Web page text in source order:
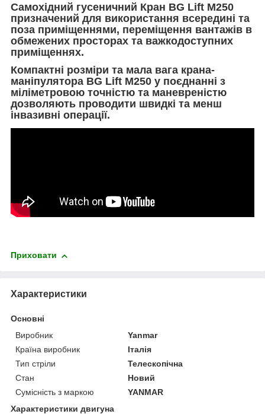
Самохідний гусеничний Кран BG Lift M250
призначений для використання всередині та
поза приміщеннями, переміщення вантажів в
обмежених просторах та важкодоступних
приміщеннях.
Компактні розміри та мала вага крана-
маніпулятора BG Lift M250 у поєднанні з
міліметровою точністю та маневреністю
дозволяють проводити швидкі та менш
інвазивні операції.
Приховати
Характеристики
Основні
Виробник
Yanmar
Країна виробник
Італія
Тип стріли
Телескопічна
Стан
Новий
Сумісність з маркою
YANMAR
Характеристики двигуна